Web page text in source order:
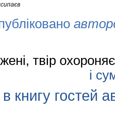
твір
і
книгу гостей